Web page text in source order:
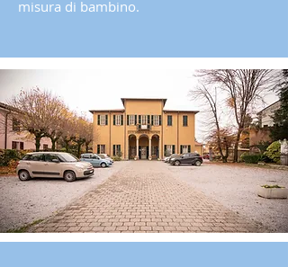
misura di bambino.